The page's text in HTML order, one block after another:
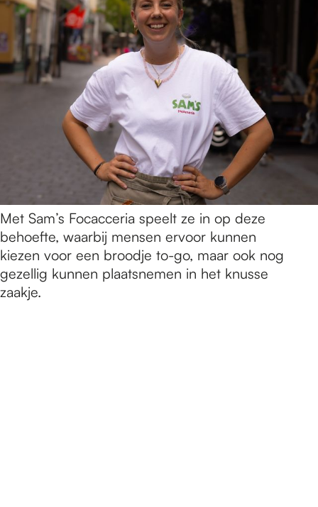
Met Sam’s Focacceria speelt ze in op deze
behoefte, waarbij mensen ervoor kunnen
kiezen voor een broodje to-go, maar ook nog
gezellig kunnen plaatsnemen in het knusse
zaakje.